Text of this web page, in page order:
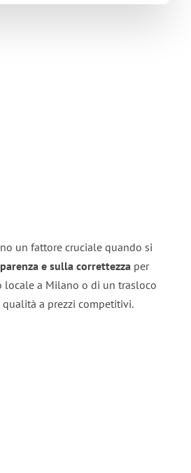
un fattore cruciale quando si
e sulla correttezza per
locale a Milano o di un trasloco
a prezzi competitivi.